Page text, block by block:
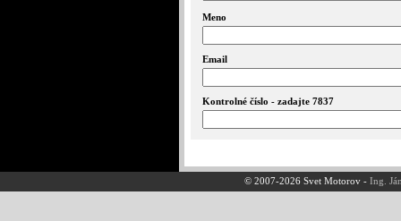
Meno
Email
Kontrolné číslo - zadajte 7837
© 2007-2026 Svet Motorov -Ing.